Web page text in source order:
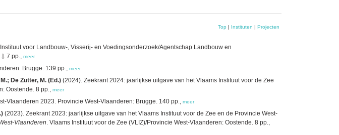
Top | Instituten | Projecten
voor Landbouw-, Visserij- en Voedingsonderzoek/Agentschap Landbouw en
7 pp., meer
Brugge. 139 pp., meer
De Zutter, M. (Ed.) (2024). Zeekrant 2024: jaarlijkse uitgave van het Vlaams Instituut voor de Zee
Oostende. 8 pp., meer
Vlaanderen 2023. Provincie West-Vlaanderen: Brugge. 140 pp., meer
(2023). Zeekrant 2023: jaarlijkse uitgave van het Vlaams Instituut voor de Zee en de Provincie West-
Vlaanderen. Vlaams Instituut voor de Zee (VLIZ)/Provincie West-Vlaanderen: Oostende. 8 pp.,